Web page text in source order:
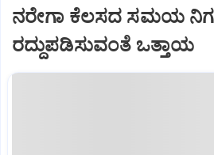
ನರೇಗಾ ಕೆಲಸದ ಸಮಯ
ರದ್ದುಪಡಿಸುವಂತೆ ಒತ್ತಾಯ